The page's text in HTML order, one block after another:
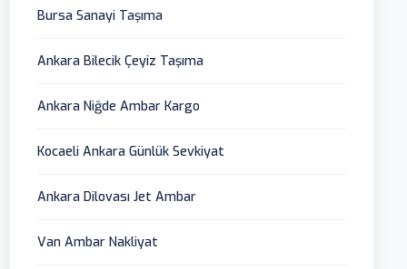
Bursa Sanayi Taşıma
Ankara Bilecik Çeyiz Taşıma
Ankara Niğde Ambar Kargo
Kocaeli Ankara Günlük Sevkiyat
Ankara Dilovası Jet Ambar
Van Ambar Nakliyat